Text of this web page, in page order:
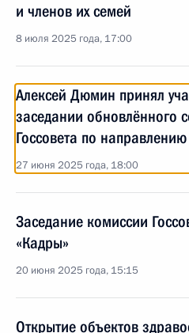
и членов их семей
8 июля 2025 года, 17:00
Алексей Дюмин принял
заседании обновлённого
Госсовета по
27 июня 2025 года, 18:00
Заседание комиссии
«Кадры»
20 июня 2025 года, 15:15
Открытие объектов